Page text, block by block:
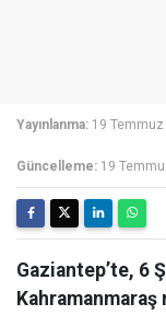
Yayınlanma: 19
Güncelleme: 19
Gaziantep’te, 6